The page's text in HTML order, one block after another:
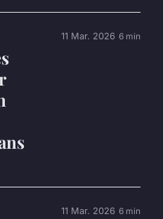
11 Mar. 2026 6 min
11 Mar. 2026 6 min